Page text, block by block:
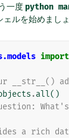
一度 python
ェルを始めまし
import
__str__()
.all()
a rich